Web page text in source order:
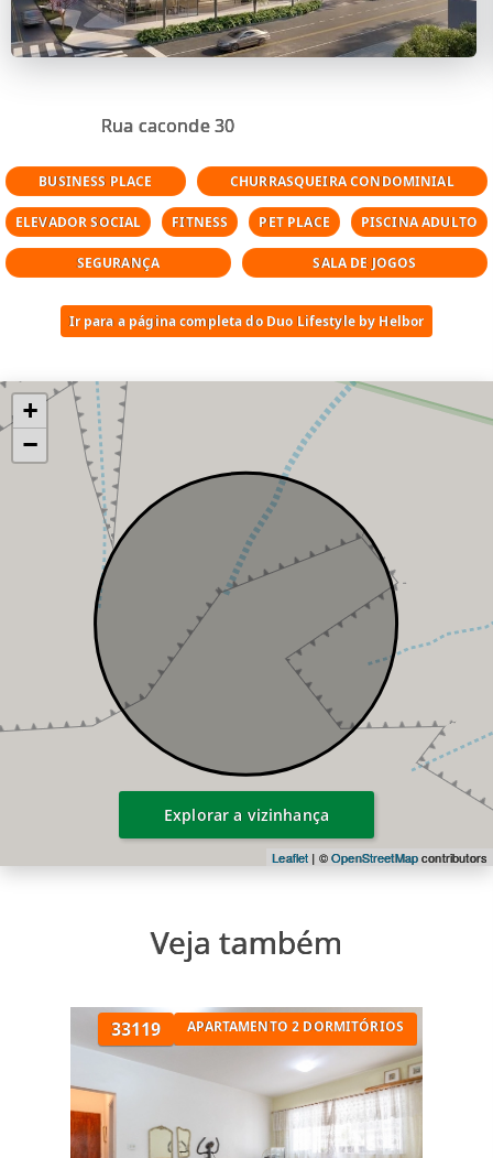
Rua caconde 30
BUSINESS PLACE CHURRASQUEIRA CONDOMINIAL
ELEVADOR SOCIAL FITNESS PET PLACE PISCINA ADULTO
SEGURANÇA SALA DE JOGOS
Ir para a página completa do Duo Lifestyle by Helbor
+
−
Leaflet | ©OpenStreetMapcontributors
Explorar a vizinhança
Veja também
33119 APARTAMENTO 2 DORMITÓRIOS